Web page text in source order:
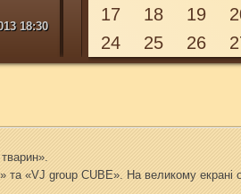
18:30
17
18 19
24
25 26
«VJ group CUBE». На великому екрані